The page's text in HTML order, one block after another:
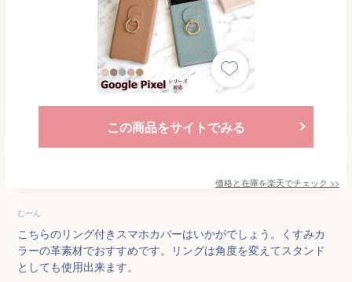
この商品をサイトでみる
価格と在庫を楽天でチェック >>
むーん
こちらのリング付きスマホカバーはいかがでしょう。くすみカ
ラーの革素材でおすすめです。リングは角度を変えてスタンド
としても使用出来ます。